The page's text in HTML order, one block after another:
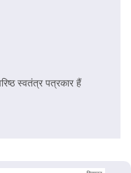
स्वतंत्र पत्रकार हैं